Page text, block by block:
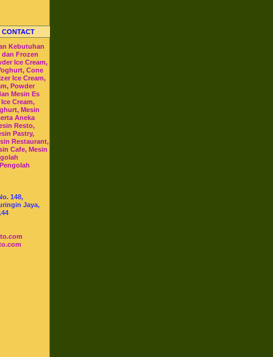
CONTACT
Kebutuhan
dan Frozen
Ice Cream,
Cone
Ice Cream,
Powder
Mesin Es
Cream,
Mesin
Aneka
Resto,
Pastry,
Restaurant,
Cafe, Mesin
148,
Jaya,